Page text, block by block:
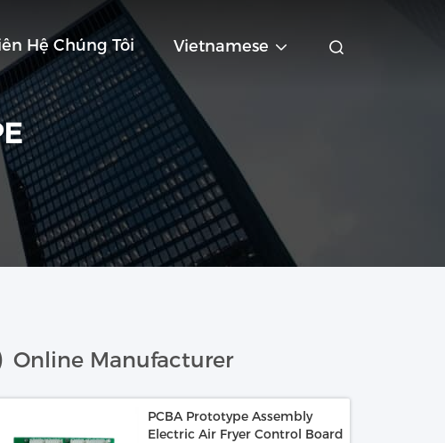
Hệ Chúng Tôi Vietnamese
Online Manufacturer
PCBA Prototype Assembly
Electric Air Fryer Control Board